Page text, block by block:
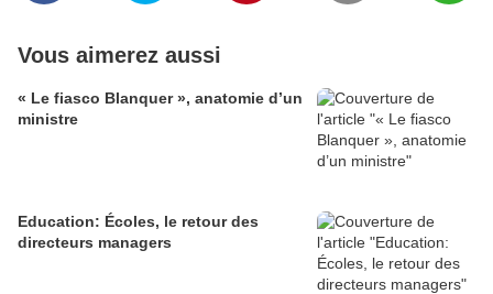
Vous aimerez aussi
« Le fiasco Blanquer », anatomie d’un
ministre
Education: Écoles, le retour des
directeurs managers